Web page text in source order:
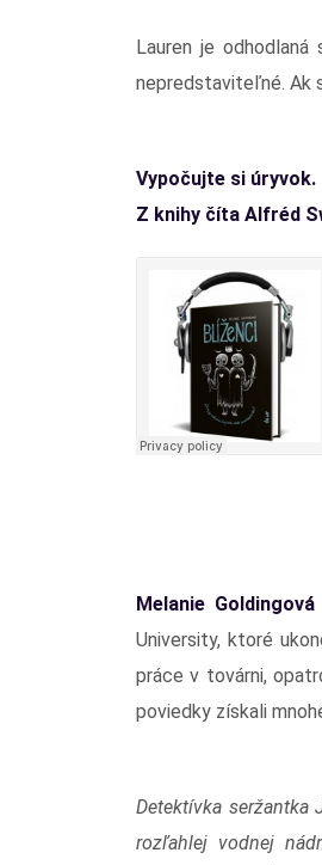
Lauren je
nepredstaviteľné. Ak
Vypočujte si úryvok.
Z knihy číta Alfréd
Melanie Goldingová
University, ktoré
práce v továrni,
poviedky získali
Detektívka seržantka
rozľahlej vodnej